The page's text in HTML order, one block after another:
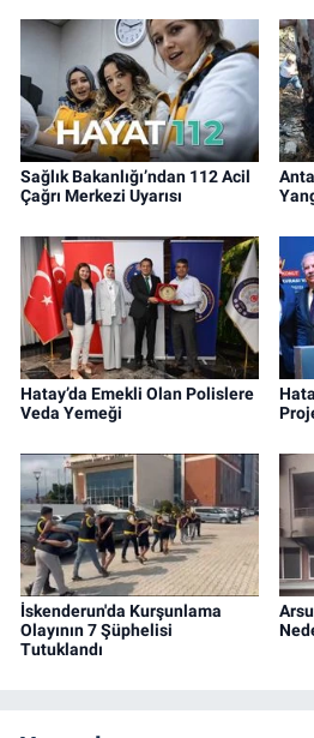
Sağlık Bakanlığı’ndan 112 Acil
Çağrı Merkezi Uyarısı
Hatay’da Emekli Olan Polislere
Veda Yemeği
İskenderun'da Kurşunlama
Olayının 7 Şüphelisi
Tutuklandı